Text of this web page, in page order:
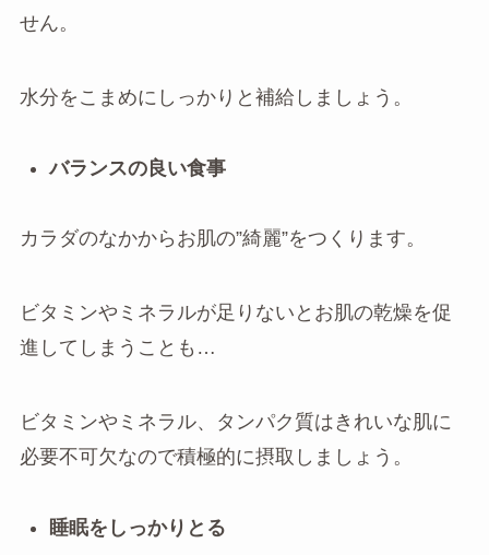
せん。
水分をこまめにしっかりと補給しましょう。
バランスの良い食事
カラダのなかからお肌の”綺麗”をつくります。
ビタミンやミネラルが足りないとお肌の乾燥を促
進してしまうことも…
ビタミンやミネラル、タンパク質はきれいな肌に
必要不可欠なので積極的に摂取しましょう。
睡眠をしっかりとる